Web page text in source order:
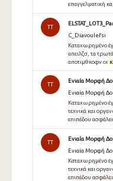
επαγγελματική
TT
C_Diavoulefsi
Καταχωρημένο
απειλζσ, τα τρωτά
αποτιμθκοφν οι
TT
Ενιαία Μορφή
Ενιαία Μορφή
Καταχωρημένο
τεχνικά και
επιπέδου
TT
Ενιαία Μορφή
Ενιαία Μορφή
Καταχωρημένο
τεχνικά και
επιπέδου